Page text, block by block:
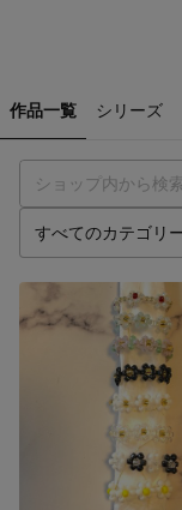
作品一覧 シリーズ